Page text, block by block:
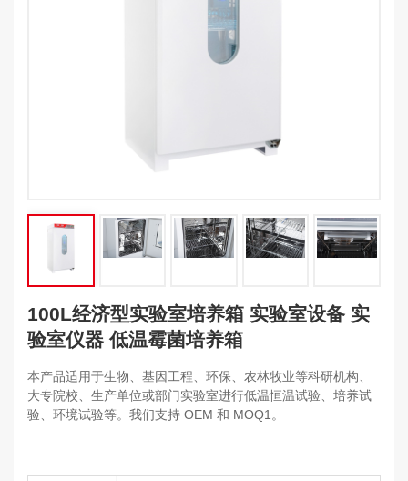
100L经济型实验室培养箱 实验室设备 实
验室仪器 低温霉菌培养箱
本产品适用于生物、基因工程、环保、农林牧业等科研机构、
大专院校、生产单位或部门实验室进行低温恒温试验、培养试
验、环境试验等。我们支持 OEM 和 MOQ1。